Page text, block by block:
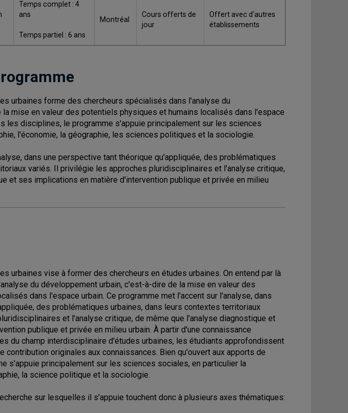
Temps complet : 4
ans
Temps partiel : 6 ans
Montréal
Cours offerts de
jour
Offert avec d'autres
établissements
urbaines forme des chercheurs spécialisés dans l'analyse du
mise en valeur des potentiels physiques et humains localisés dans l'espace
les disciplines, le programme s'appuie principalement sur les sciences
l'économie, la géographie, les sciences politiques et la sociologie.
dans une perspective tant théorique qu'appliquée, des problématiques
variés. Il privilégie les approches pluridisciplinaires et l'analyse critique,
et ses implications en matière d'intervention publique et privée en milieu
urbaines vise à former des chercheurs en études urbaines. On entend par là
du développement urbain, c'est-à-dire de la mise en valeur des
dans l'espace urbain. Ce programme met l'accent sur l'analyse, dans
des problématiques urbaines, dans leurs contextes territoriaux
et l'analyse critique, de même que l'analyse diagnostique et
publique et privée en milieu urbain. À partir d'une connaissance
du champ interdisciplinaire d'études urbaines, les étudiants approfondissent
contribution originales aux connaissances. Bien qu'ouvert aux apports de
s'appuie principalement sur les sciences sociales, en particulier la
la science politique et la sociologie.
sur lesquelles il s'appuie touchent donc à plusieurs axes thématiques: